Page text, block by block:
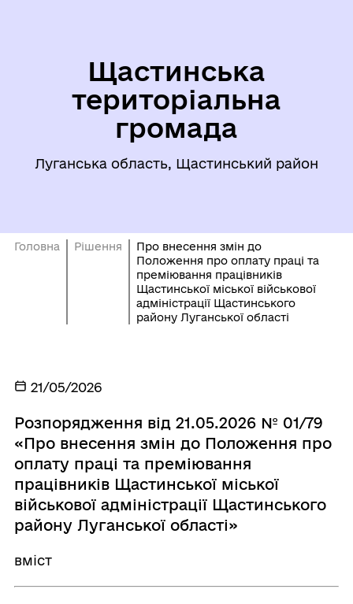
Щастинська
територіальна
громада
Луганська область, Щастинський район
Головна Рішення
Про внесення змін до
Положення про оплату праці та
преміювання працівників
Щастинської міської військової
адміністрації Щастинського
району Луганської області
21/05/2026
Розпорядження від 21.05.2026 № 01/79
«Про внесення змін до Положення про
оплату праці та преміювання
працівників Щастинської міської
військової адміністрації Щастинського
району Луганської області»
вміст